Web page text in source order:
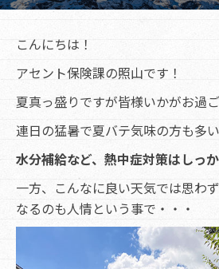
こんにちは！
アセント保険課の照山です！
夏真っ盛りですが皆様いかがお過
連日の猛暑で夏バテ気味の方も多
水分補給など、熱中症対策はしっ
一方、こんなに良い天気では思わ
なるのも人情という事で・・・